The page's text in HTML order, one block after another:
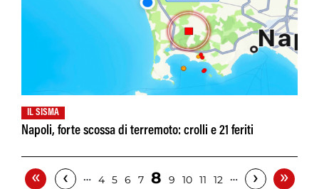
IL SISMA
Napoli, forte scossa di terremoto: crolli e 21 feriti
« ‹ … 4 5 6 7 8 9 10 11 12 … › »